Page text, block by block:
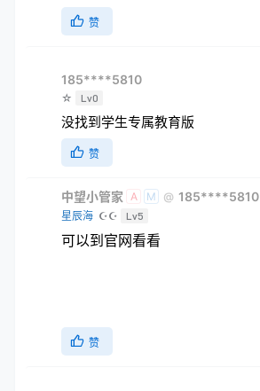
赞
185****5810
☆ Lv0
没找到学生专属教育版
赞
中望小管家 A M @ 185****5810
星辰海 ☪☪ Lv5
可以到官网看看
赞